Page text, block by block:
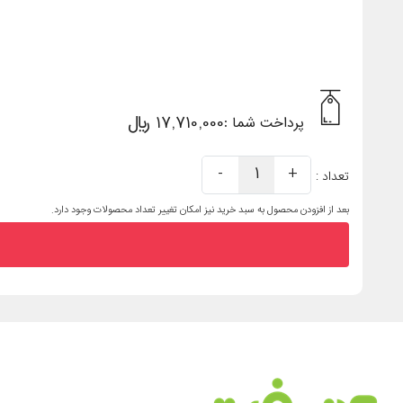
پرداخت شما :17,710,000 ریال
تعداد : +
1
-
بعد از افزودن محصول به سبد خرید نیز امکان تغییر تعداد محصولات وجود دارد.